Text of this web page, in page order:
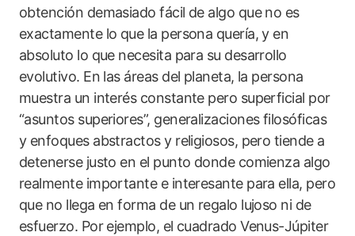
obtención demasiado fácil de algo que no es
exactamente lo que la persona quería, y en
absoluto lo que necesita para su desarrollo
evolutivo. En las áreas del planeta, la persona
muestra un interés constante pero superficial por
“asuntos superiores”, generalizaciones filosóficas
y enfoques abstractos y religiosos, pero tiende a
detenerse justo en el punto donde comienza algo
realmente importante e interesante para ella, pero
que no llega en forma de un regalo lujoso ni de
esfuerzo. Por ejemplo, el cuadrado Venus-Júpiter